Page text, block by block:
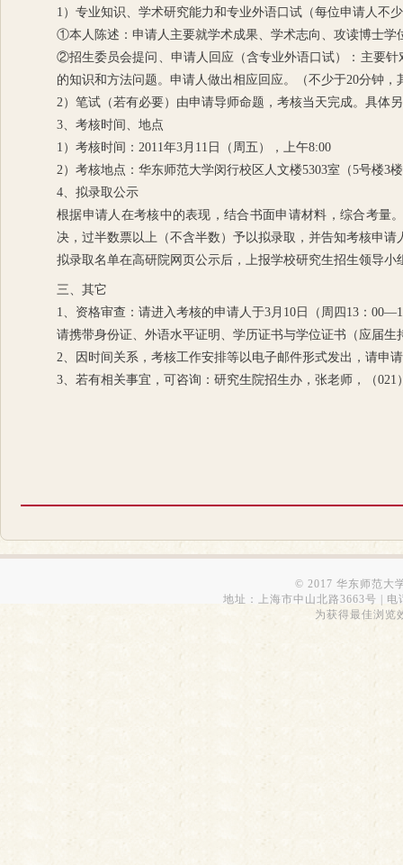
1）专业知识、学术研究能力和专业外语口试（每位申请人不
①本人陈述：申请人主要就学术成果、学术志向、攻读博士
②招生委员会提问、申请人回应（含专业外语口试）：主要
的知识和方法问题。申请人做出相应回应。（不少于20分钟，
2）笔试（若有必要）由申请导师命题，考核当天完成。具体
3、考核时间、地点
1）考核时间：2011年3月11日（周五），上午8:00
2）考核地点：华东师范大学闵行校区人文楼5303室（5号楼3
4、拟录取公示
根据申请人在考核中的表现，结合书面申请材料，综合考量
决，过半数票以上（不含半数）予以拟录取，并告知考核申请
拟录取名单在高研院网页公示后，上报学校研究生招生领导小
三、其它
1、资格审查：请进入考核的申请人于3月10日（周四13：
请携带身份证、外语水平证明、学历证书与学位证书（应届
2、因时间关系，考核工作安排等以电子邮件形式发出，请申
3、若有相关事宜，可咨询：研究生院招生办，张老师，（021
© 2017 华东师范大
地址：上海市中山北路3663号 | 电
为获得最佳浏览